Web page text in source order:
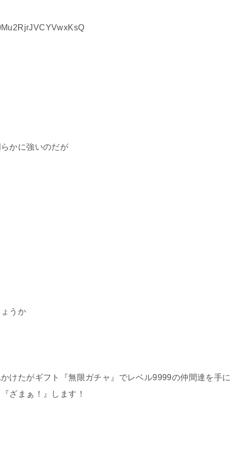
かに強いのだが
うか
けたがギフト『無限ガチャ』でレベル9999の仲間達を手
ざまぁ！』します！